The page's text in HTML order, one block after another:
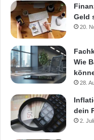
Geld
20.
Wie
28.
dein
2.